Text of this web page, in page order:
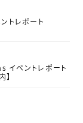
レポート
ベントレポート